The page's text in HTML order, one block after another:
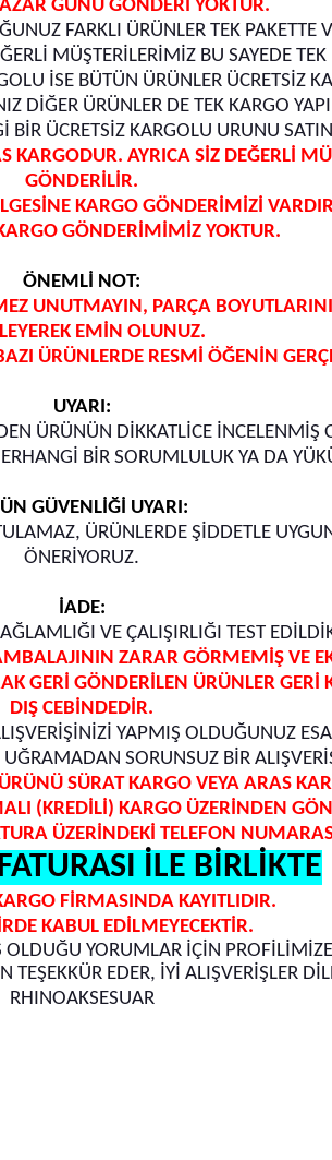
GÜNÜ GÖNDERİ YOKTUR.
FARKLI ÜRÜNLER TEK PAKETTE
MÜŞTERİLERİMİZ BU SAYEDE
İSE BÜTÜN ÜRÜNLER ÜCRETSİZ
DİĞER ÜRÜNLER DE TEK KARGO
ÜCRETSİZ KARGOLU URUNU
AYRICA SİZ DEĞERLİ
GÖNDERİLİR.
KARGO GÖNDERİMİZİ
GÖNDERİMİMİZ YOKTUR.
ÖNEMLİ NOT:
UNUTMAYIN, PARÇA
EMİN OLUNUZ.
ÜRÜNLERDE RESMİ ÖĞENİN
UYARI:
ÜRÜNÜN DİKKATLİCE İNCELENMİŞ
BİR SORUMLULUK YA DA
GÜVENLİĞİ UYARI:
ÜRÜNLERDE ŞİDDETLE
ÖNERİYORUZ.
İADE:
VE ÇALIŞIRLIĞI TEST
ZARAR GÖRMEMİŞ VE
GERİ GÖNDERİLEN ÜRÜNLER
DIŞ CEBİNDEDİR.
YAPMIŞ OLDUĞUNUZ
SORUNSUZ BİR
SÜRAT KARGO VEYA ARAS
(KREDİLİ) KARGO ÜZERİNDEN
ÜZERİNDEKİ TELEFON
İLE BİRLİKTE
FİRMASINDA KAYITLIDIR.
KABUL EDİLMEYECEKTİR.
YORUMLAR İÇİN
TEŞEKKÜR EDER, İYİ ALIŞVERİŞLER
RHINOAKSESUAR